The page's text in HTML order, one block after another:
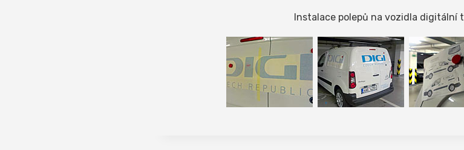
Instalace polepů na vozidla digitální